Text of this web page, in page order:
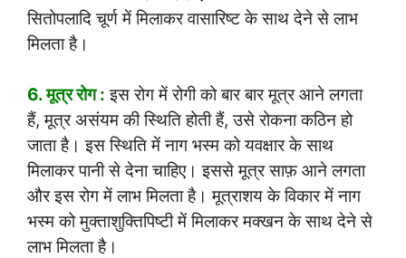
सितोपलादि चूर्ण में मिलाकर वासारिष्ट के साथ देने से लाभ
मिलता है।
6. मूत्र रोग : इस रोग में रोगी को बार बार मूत्र आने लगता
हैं, मूत्र असंयम की स्थिति होती हैं, उसे रोकना कठिन हो
जाता है। इस स्थिति में नाग भस्म को यवक्षार के साथ
मिलाकर पानी से देना चाहिए। इससे मूत्र साफ़ आने लगता
और इस रोग में लाभ मिलता है। मूत्राशय के विकार में नाग
भस्म को मुक्ताशुक्तिपिष्टी में मिलाकर मक्खन के साथ देने से
लाभ मिलता है।